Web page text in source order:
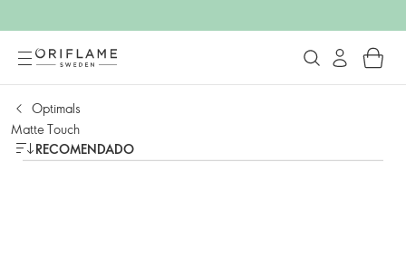
Optimals
Matte Touch
RECOMENDADO